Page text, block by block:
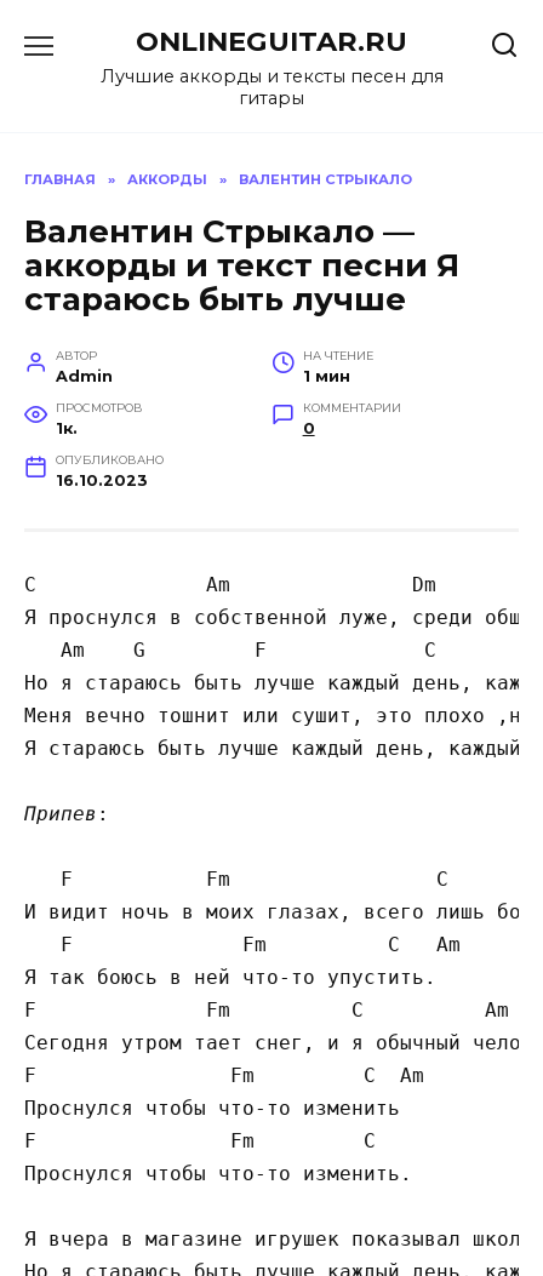
содержанию
ONLINEGUITAR.RU
Лучшие аккорды и тексты песен для
гитары
ГЛАВНАЯ » АККОРДЫ » ВАЛЕНТИН СТРЫКАЛО
Валентин Стрыкало —
аккорды и текст песни Я
стараюсь быть лучше
АВТОР
Admin
НА ЧТЕНИЕ
1 мин
ПРОСМОТРОВ
1к.
КОММЕНТАРИИ
0
ОПУБЛИКОВАНО
16.10.2023
C Am D
Я проснулся в собственной луже, среди
Am G F
C
Но я стараюсь быть лучше каждый день,
Меня вечно тошнит или сушит, это плохо
Я стараюсь быть лучше каждый день, каждый
Припев :
F Fm C
И видит ночь в моих глазах, всего лишь
F
Fm C Am
F
Fm C Am
F Fm C Am
F
Fm C
Проснулся чтобы что-то изменить.
Я вчера в магазине игрушек показывал